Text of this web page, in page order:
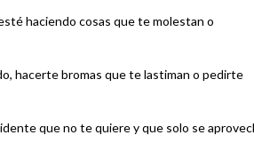
haciendo cosas que te molestan o
hacerte bromas que te lastiman o pedirte
que no te quiere y que solo se